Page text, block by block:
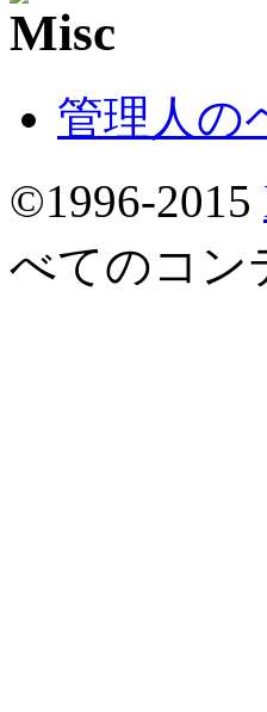
管理人の
©1996-2015
べてのコン